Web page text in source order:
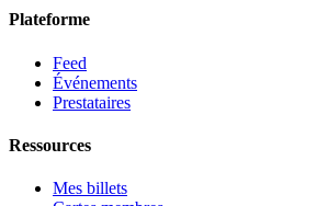
Plateforme
Feed
Événements
Prestataires
Ressources
Mes billets